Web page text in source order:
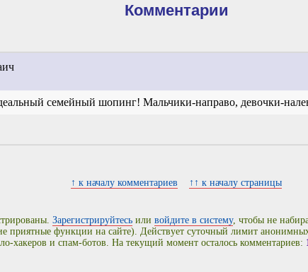
Комментарии
семейный шопинг! Мальчики-направо, девочки-
↑ к началу комментариев ↑↑ к началу страницы
Зарегистрируйтесь иливойдите в систему, чтобы не
приятные функции на сайте). Действует суточный лимит
хакеров и спам-ботов. На текущий момент осталось комментариев: